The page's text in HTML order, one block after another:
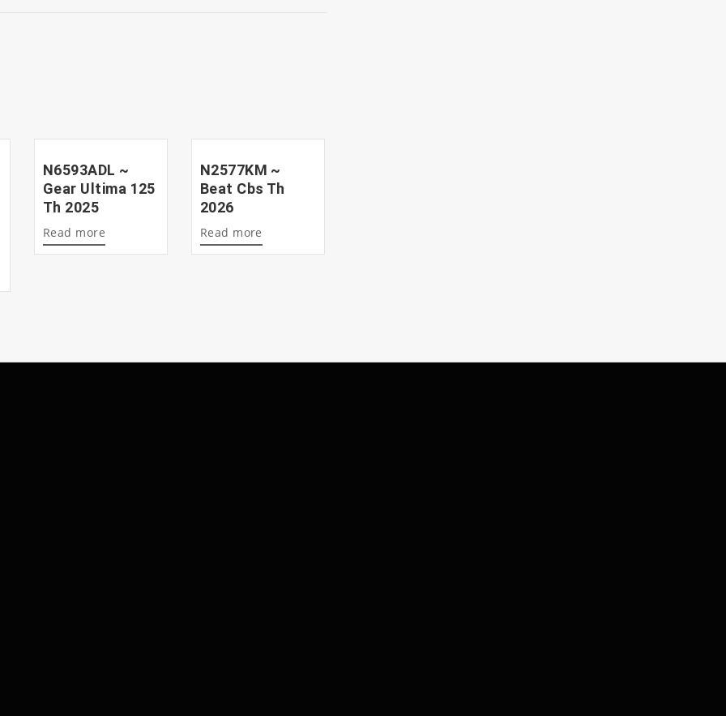
N6593ADL ~
Gear Ultima 125
Th 2025
Read more
N2577KM ~
Beat Cbs Th
2026
Read more